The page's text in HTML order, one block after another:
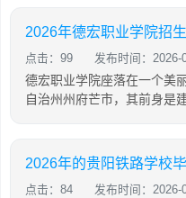
2026年德宏职业学院招
点击：99 发布时间：2026-
德宏职业学院座落在一个
自治州州府芒市，其前身是
2026年的贵阳铁路学校
点击：84 发布时间：2026-